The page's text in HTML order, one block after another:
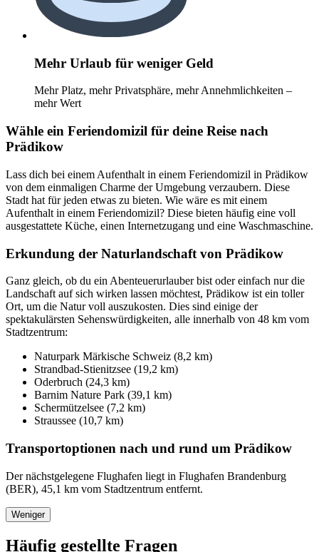
Mehr Urlaub für weniger Geld
Mehr Platz, mehr Privatsphäre, mehr Annehmlichkeiten –
mehr Wert
Wähle ein Feriendomizil für deine Reise nach
Prädikow
Lass dich bei einem Aufenthalt in einem Feriendomizil in Prädikow
von dem einmaligen Charme der Umgebung verzaubern. Diese
Stadt hat für jeden etwas zu bieten. Wie wäre es mit einem
Aufenthalt in einem Feriendomizil? Diese bieten häufig eine voll
ausgestattete Küche, einen Internetzugang und eine Waschmaschine.
Erkundung der Naturlandschaft von Prädikow
Ganz gleich, ob du ein Abenteuerurlauber bist oder einfach nur die
Landschaft auf sich wirken lassen möchtest, Prädikow ist ein toller
Ort, um die Natur voll auszukosten. Dies sind einige der
spektakulärsten Sehenswürdigkeiten, alle innerhalb von 48 km vom
Stadtzentrum:
Naturpark Märkische Schweiz (8,2 km)
Strandbad-Stienitzsee (19,2 km)
Oderbruch (24,3 km)
Barnim Nature Park (39,1 km)
Schermützelsee (7,2 km)
Straussee (10,7 km)
Transportoptionen nach und rund um Prädikow
Der nächstgelegene Flughafen liegt in Flughafen Brandenburg
(BER), 45,1 km vom Stadtzentrum entfernt.
Weniger
Häufig gestellte Fragen